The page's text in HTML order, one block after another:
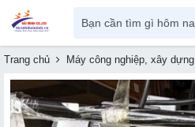
Trang chủ Máy công nghiệp, xây dựng